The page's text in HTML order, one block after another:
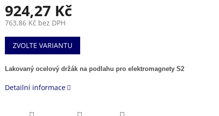
924,27 Kč
763,86 Kč bez DPH
Měrná
cena:
ZVOLTE VARIANTU
Lakovaný ocelový držák na podlahu pro elektromagnety S2
Detailní informace